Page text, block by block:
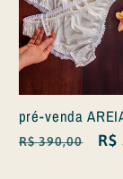
pré-venda
Preço
R$ 390,00 R$